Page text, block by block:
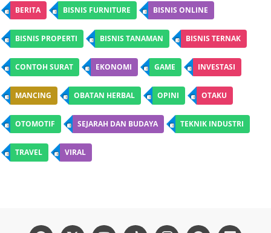
BERITA BISNIS FURNITURE BISNIS ONLINE
BISNIS PROPERTI BISNIS TANAMAN BISNIS TERNAK
CONTOH SURAT EKONOMI GAME INVESTASI
MANCING OBATAN HERBAL OPINI OTAKU
OTOMOTIF SEJARAH DAN BUDAYA TEKNIK INDUSTRI
TRAVEL VIRAL